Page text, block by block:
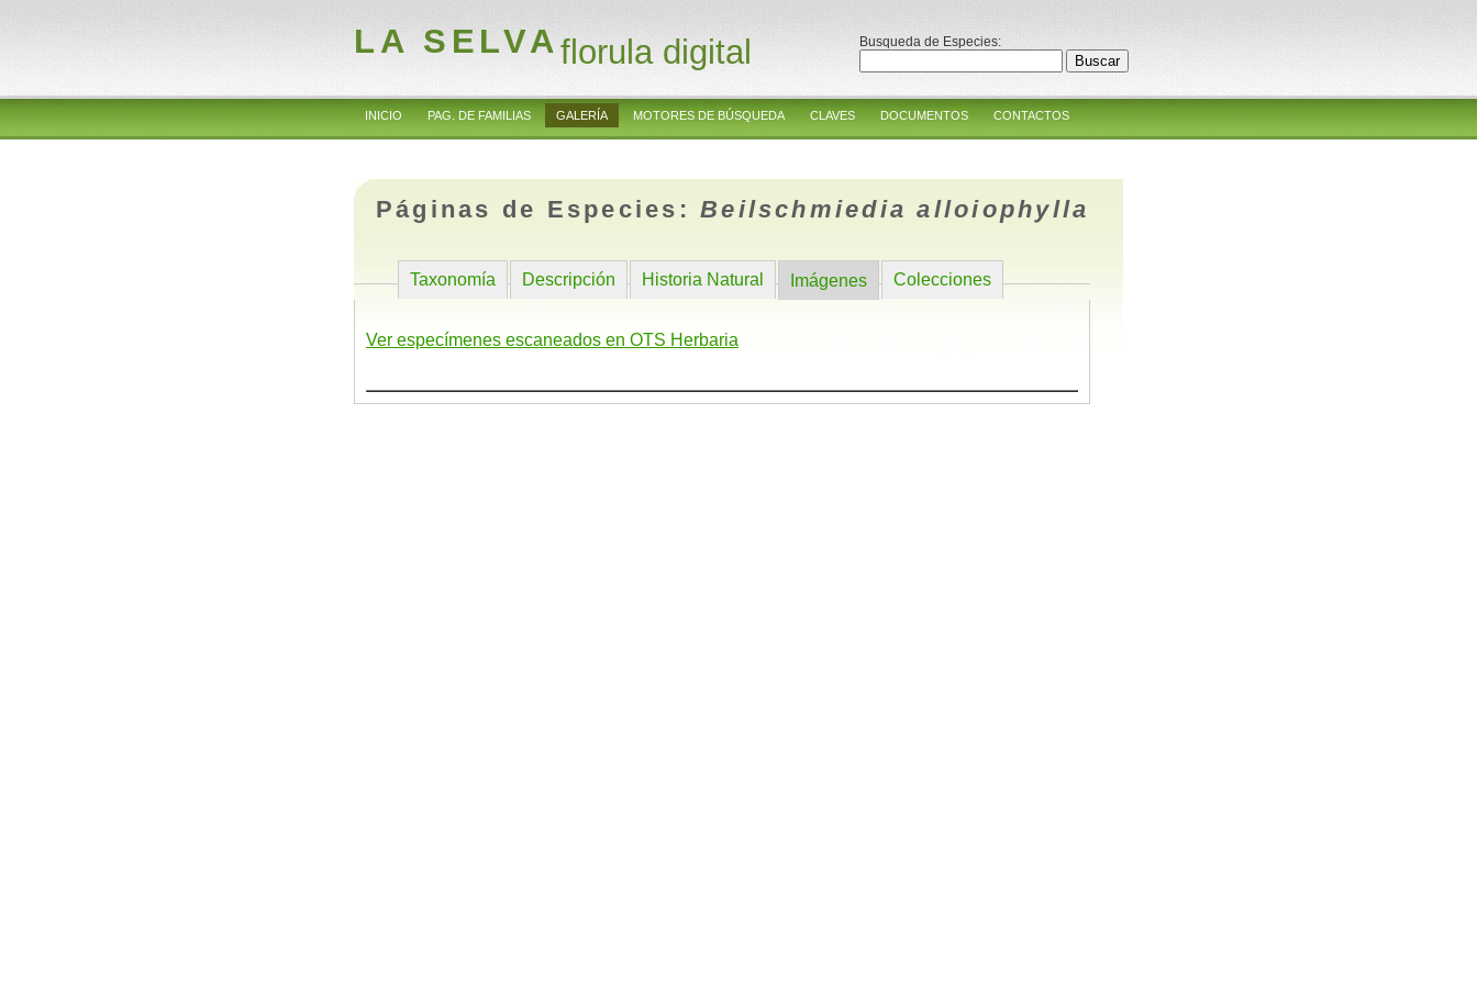
LA SELVAflorula digital Busqueda de Especies:
INICIO PAG. DE FAMILIAS GALERÍA MOTORES DE BÚSQUEDA CLAVES DOCUMENTOS CONTACTOS
Páginas de Especies:Beilschmiedia alloiophylla
Taxonomía Descripción Historia Natural Imágenes Colecciones
Ver especímenes escaneados en OTS Herbaria